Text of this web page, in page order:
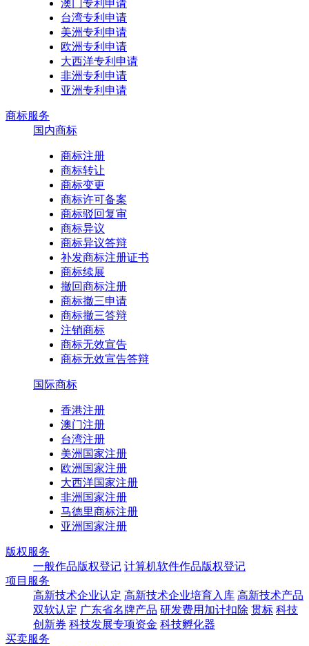
澳门专利申请
台湾专利申请
美洲专利申请
欧洲专利申请
大西洋专利申请
非洲专利申请
亚洲专利申请
商标服务
国内商标
商标注册
商标转让
商标变更
商标许可备案
商标驳回复审
商标异议
商标异议答辩
补发商标注册证书
商标续展
撤回商标注册
商标撤三申请
商标撤三答辩
注销商标
商标无效宣告
商标无效宣告答辩
国际商标
香港注册
澳门注册
台湾注册
美洲国家注册
欧洲国家注册
大西洋国家注册
非洲国家注册
马德里商标注册
亚洲国家注册
版权服务
一般作品版权登记 计算机软件作品版权登记
项目服务
高新技术企业认定 高新技术企业培育入库 高新技术产品
双软认定 广东省名牌产品 研发费用加计扣除 贯标 科技
创新券 科技发展专项资金 科技孵化器
买卖服务